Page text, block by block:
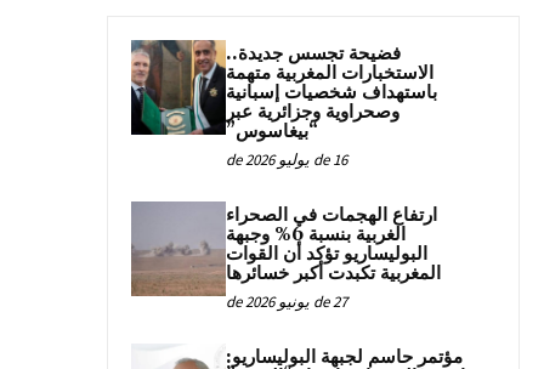
فضيحة تجسس جديدة..
الاستخبارات المغربية متهمة
باستهداف شخصيات إسبانية
وصحراوية وجزائرية عبر
“بيغاسوس”
16 de يوليو de 2026
ارتفاع الهجمات في الصحراء
الغربية بنسبة 6% وجبهة
البوليساريو تؤكد أن القوات
المغربية تكبدت أكبر خسائرها
27 de يونيو de 2026
مؤتمر حاسم لجبهة البوليساريو: